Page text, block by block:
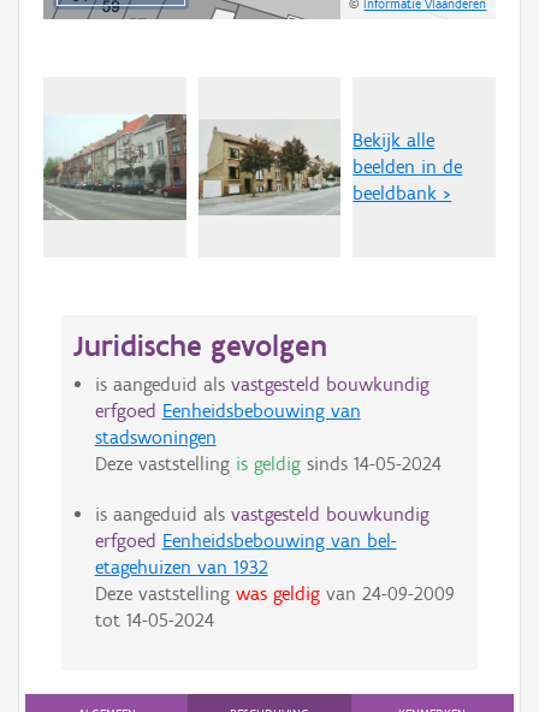
©Informatie Vlaanderen
Bekijk alle
beelden in de
beeldbank >
Juridische gevolgen
is aangeduid als vastgesteld bouwkundig
erfgoed Eenheidsbebouwing van
stadswoningen
Deze vaststelling is geldigsinds 14-05-2024
is aangeduid als vastgesteld bouwkundig
erfgoed Eenheidsbebouwing van bel-
etagehuizen van 1932
Deze vaststelling was geldigvan 24-09-2009
tot 14-05-2024